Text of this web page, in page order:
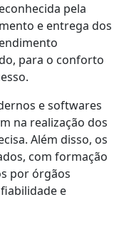
pela
e entrega dos
para o conforto
e softwares
na realização dos
Além disso, os
com formação
por órgãos
e